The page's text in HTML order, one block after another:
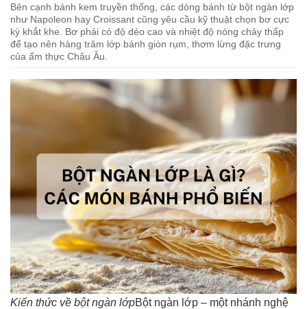
Bên cạnh bánh kem truyền thống, các dòng bánh từ bột ngàn lớp
như Napoleon hay Croissant cũng yêu cầu kỹ thuật chọn bơ cực
kỳ khắt khe. Bơ phải có độ dẻo cao và nhiệt độ nóng chảy thấp
để tạo nên hàng trăm lớp bánh giòn rụm, thơm lừng đặc trưng
của ẩm thực Châu Âu.
Kiến thức về bột ngàn lớpBột ngàn lớp – một nhánh nghệ